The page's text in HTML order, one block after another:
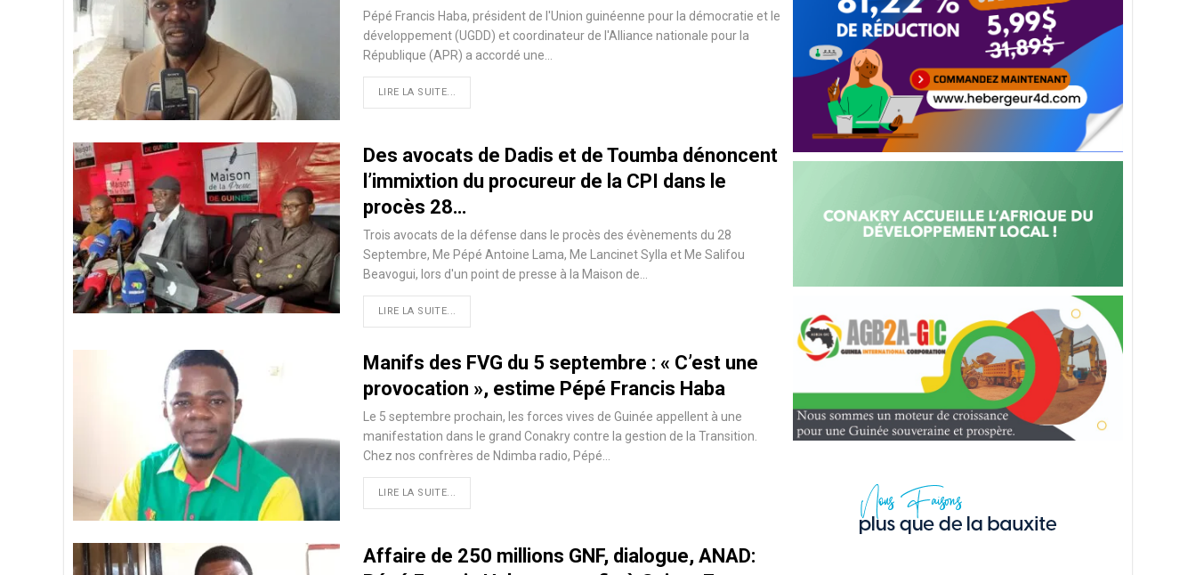
Pépé Francis Haba, président de l'Union guinéenne pour la démocratie et le
développement (UGDD) et coordinateur de l'Alliance nationale pour la
République (APR) a accordé une…
LIRE LA SUITE...
Des avocats de Dadis et de Toumba dénoncent
l’immixtion du procureur de la CPI dans le
procès 28…
Trois avocats de la défense dans le procès des évènements du 28
Septembre, Me Pépé Antoine Lama, Me Lancinet Sylla et Me Salifou
Beavogui, lors d'un point de presse à la Maison de…
LIRE LA SUITE...
Manifs des FVG du 5 septembre : « C’est une
provocation », estime Pépé Francis Haba
Le 5 septembre prochain, les forces vives de Guinée appellent à une
manifestation dans le grand Conakry contre la gestion de la Transition.
Chez nos confrères de Ndimba radio, Pépé…
LIRE LA SUITE...
Affaire de 250 millions GNF, dialogue, ANAD: